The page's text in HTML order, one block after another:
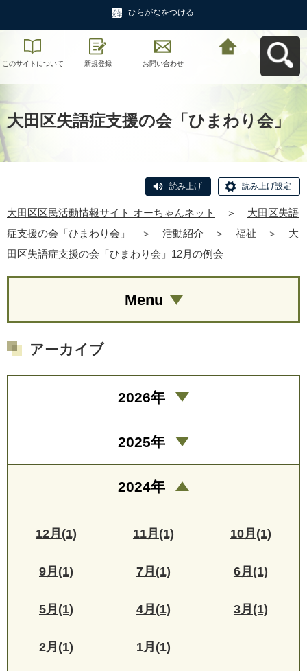
ひらがなをつける
このサイトについて 新規登録 お問い合わせ
大田区失語症支援の会「ひまわり会」
読み上げ 読み上げ設定
大田区区民活動情報サイト オーちゃんネット ＞
大田区失語
症支援の会「ひまわり会」
＞ 活動紹介 ＞ 福祉 ＞
大
田区失語症支援の会「ひまわり会」12月の例会
Menu
アーカイブ
2026年
2025年
2024年
12月(1) 11月(1) 10月(1)
9月(1) 7月(1) 6月(1)
5月(1) 4月(1) 3月(1)
2月(1) 1月(1)